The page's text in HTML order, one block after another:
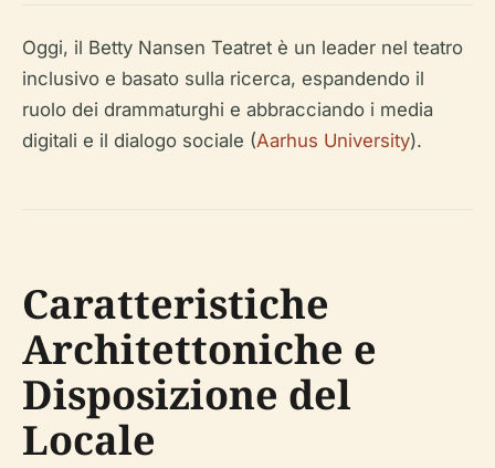
Oggi, il Betty Nansen Teatret è un leader nel teatro
inclusivo e basato sulla ricerca, espandendo il
ruolo dei drammaturghi e abbracciando i media
digitali e il dialogo sociale (Aarhus University).
Caratteristiche
Architettoniche e
Disposizione del
Locale